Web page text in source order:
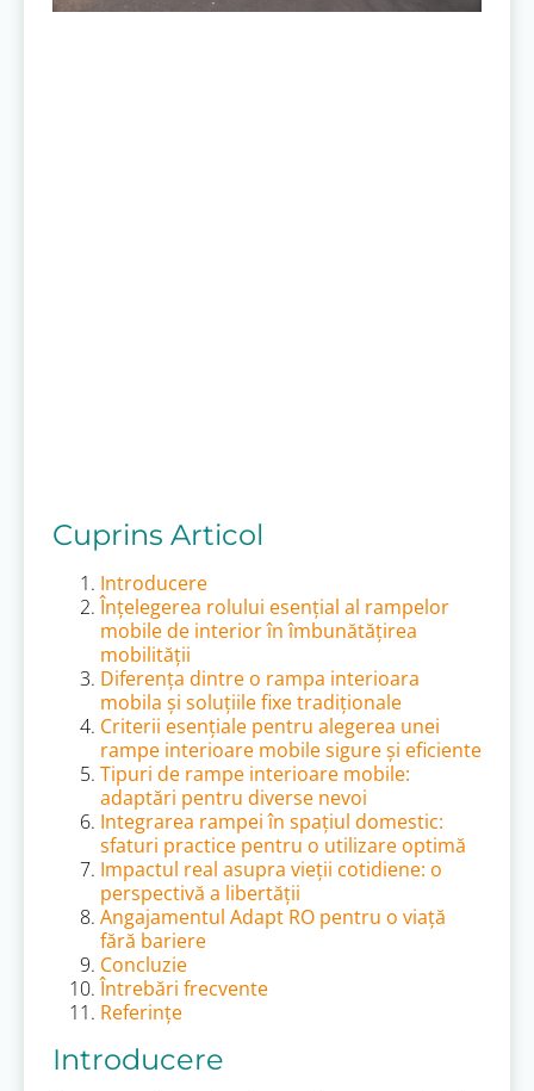
Cuprins Articol
Introducere
Înțelegerea rolului esențial al rampelor
mobile de interior în îmbunătățirea
mobilității
Diferența dintre o rampa interioara
mobila și soluțiile fixe tradiționale
Criterii esențiale pentru alegerea unei
rampe interioare mobile sigure și eficiente
Tipuri de rampe interioare mobile:
adaptări pentru diverse nevoi
Integrarea rampei în spațiul domestic:
sfaturi practice pentru o utilizare optimă
Impactul real asupra vieții cotidiene: o
perspectivă a libertății
Angajamentul Adapt RO pentru o viață
fără bariere
Concluzie
Întrebări frecvente
Referințe
Introducere